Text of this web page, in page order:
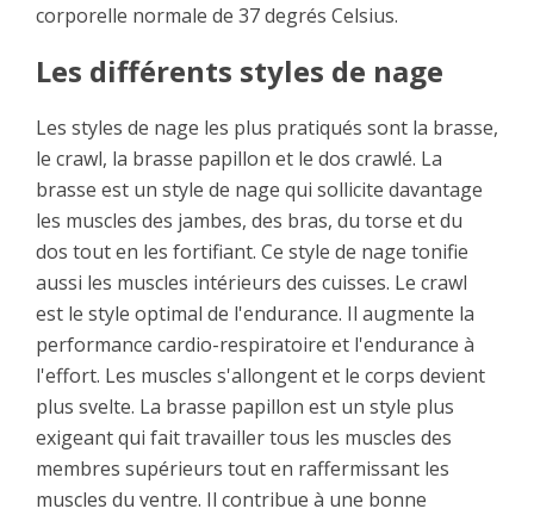
corporelle normale de 37 degrés Celsius.
Les différents styles de nage
Les styles de nage les plus pratiqués sont la brasse,
le crawl, la brasse papillon et le dos crawlé. La
brasse est un style de nage qui sollicite davantage
les muscles des jambes, des bras, du torse et du
dos tout en les fortifiant. Ce style de nage tonifie
aussi les muscles intérieurs des cuisses. Le crawl
est le style optimal de l'endurance. Il augmente la
performance cardio-respiratoire et l'endurance à
l'effort. Les muscles s'allongent et le corps devient
plus svelte. La brasse papillon est un style plus
exigeant qui fait travailler tous les muscles des
membres supérieurs tout en raffermissant les
muscles du ventre. Il contribue à une bonne